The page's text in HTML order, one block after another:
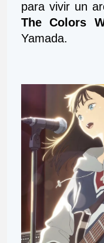
The Colors
Yamada.